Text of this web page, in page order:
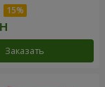
Заказать